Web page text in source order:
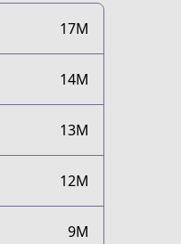
17M
14M
13M
12M
9M